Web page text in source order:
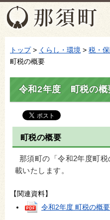
トップ> くらし・環境 > 税・
町税の概要
令和2年度 町税の概
町税の概要
那須町の「令和2年度町
載いたします。
【関連資料】
令和2年度 町税の概要